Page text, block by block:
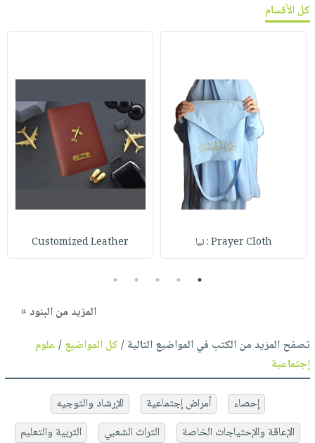
كل الأقسام
Prayer Cloth : ثيا Customized Leather
1
2
3
4
5
المزيد من البنود »
تصفح المزيد من الكتب في المواضيع التالية /كل المواضيع/علوم
إجتماعية
إحصاء أمراض إجتماعية
الإرشاد والتوجيه
الإعاقة والإحتياجات الخاصة
التراث الشعبي
التربية والتعليم